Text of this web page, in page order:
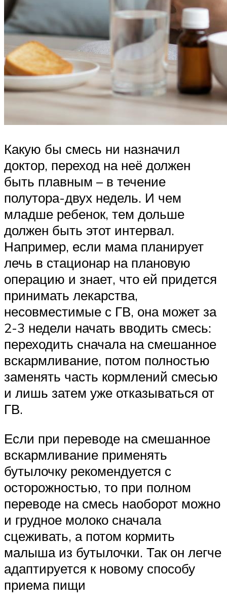
Какую бы смесь ни назначил
доктор, переход на неё должен
быть плавным – в течение
полутора-двух недель. И чем
младше ребенок, тем дольше
должен быть этот интервал.
Например, если мама планирует
лечь в стационар на плановую
операцию и знает, что ей придется
принимать лекарства,
несовместимые с ГВ, она может за
2-3 недели начать вводить смесь:
переходить сначала на смешанное
вскармливание, потом полностью
заменять часть кормлений смесью
и лишь затем уже отказываться от
ГВ.
Если при переводе на смешанное
вскармливание применять
бутылочку рекомендуется с
осторожностью, то при полном
переводе на смесь наоборот можно
и грудное молоко сначала
сцеживать, а потом кормить
малыша из бутылочки. Так он легче
адаптируется к новому способу
приема пищи